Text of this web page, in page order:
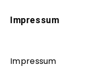
Impressum
Impressum